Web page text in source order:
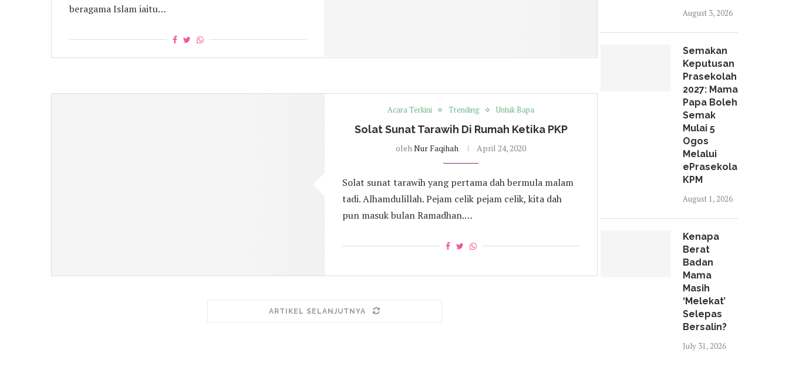
beragama Islam iaitu…
Acara Terkini Trending Untuk Bapa
Solat Sunat Tarawih Di Rumah Ketika PKP
olehNur Faqihah April 24, 2020
Solat sunat tarawih yang pertama dah bermula malam
tadi. Alhamdulillah. Pejam celik pejam celik, kita dah
pun masuk bulan Ramadhan.…
ARTIKEL SELANJUTNYA
August 3, 2026
Semakan
Keputusan
Prasekolah
2027: Mama
Papa Boleh
Semak
Mulai 5
Ogos
Melalui
ePrasekolah
KPM
August 1, 2026
Kenapa
Berat
Badan
Mama
Masih
‘Melekat’
Selepas
Bersalin?
July 31, 2026